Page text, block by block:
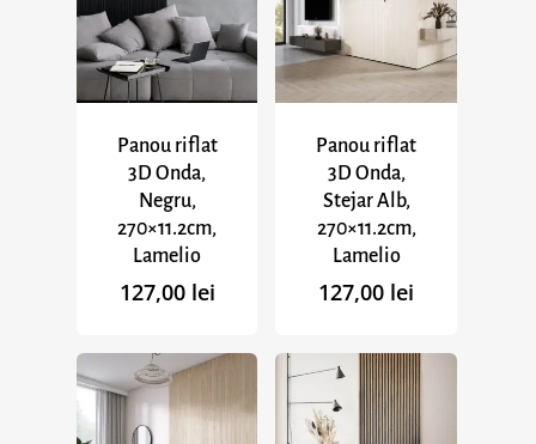
Panou riflat
3D Onda,
Negru,
270×11.2cm,
Lamelio
127,00 lei
Panou riflat
3D Onda,
Stejar Alb,
270×11.2cm,
Lamelio
127,00 lei